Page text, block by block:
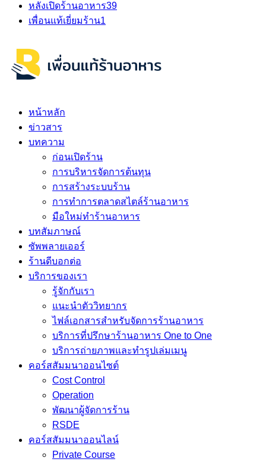
หลังเปิดร้านอาหาร39
เพื่อนแท้เยี่ยมร้าน1
หน้าหลัก
ข่าวสาร
บทความ
ก่อนเปิดร้าน
การบริหารจัดการต้นทุน
การสร้างระบบร้าน
การทำการตลาดสไตล์ร้านอาหาร
มือใหม่ทำร้านอาหาร
บทสัมภาษณ์
ซัพพลายเออร์
ร้านดีบอกต่อ
บริการของเรา
รู้จักกับเรา
แนะนำตัววิทยากร
ไฟล์เอกสารสำหรับจัดการร้านอาหาร
บริการที่ปรึกษาร้านอาหาร One to One
บริการถ่ายภาพและทำรูปเล่มเมนู
คอร์สสัมมนาออนไซต์
Cost Control
Operation
พัฒนาผู้จัดการร้าน
RSDE
คอร์สสัมมนาออนไลน์
Private Course